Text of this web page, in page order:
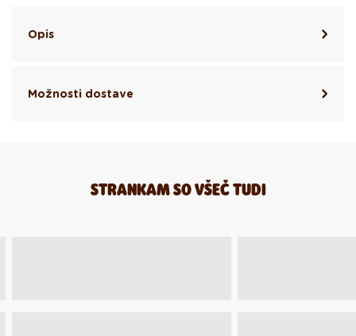
Opis
Možnosti dostave
STRANKAM SO VŠEČ TUDI